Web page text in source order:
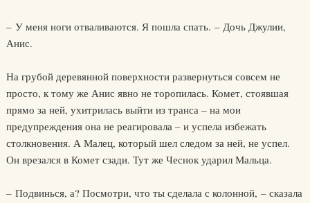
– У меня ноги отваливаются. Я пошла спать. – Дочь Джулии,
Анис.
На грубой деревянной поверхности развернуться совсем не
просто, к тому же Анис явно не торопилась. Комет, стоявшая
прямо за ней, ухитрилась выйти из транса – на мои
предупреждения она не реагировала – и успела избежать
столкновения. А Малец, который шел следом за ней, не успел.
Он врезался в Комет сзади. Тут же Чеснок ударил Мальца.
– Подвинься, а? Посмотри, что ты сделала с колонной, – сказала